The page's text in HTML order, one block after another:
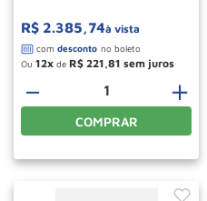
R$ 2.385,74à vista
Ou 12 de R$ 221 81
＋
－
COMPRAR